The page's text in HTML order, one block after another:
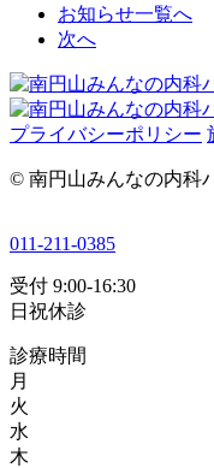
お知らせ一覧へ
次へ
プライバシーポリシー
© 南円山みんなの内科
011-211-0385
受付 9:00-16:30
日祝休診
診療時間
月
火
水
木